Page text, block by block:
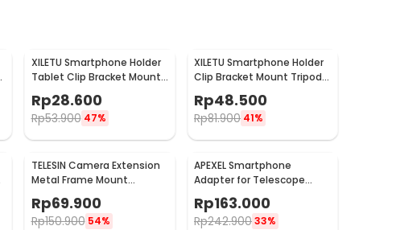
XILETU Smartphone Holder
Tablet Clip Bracket Mount
Tripod Monopod - XJ-13
Rp28.600
Rp53.900 47%
XILETU Smartphone Holder
Clip Bracket Mount Tripod
Monopod - XJ-14
Rp48.500
Rp81.900 41%
TELESIN Camera Extension
Metal Frame Mount
Adapter for DJI Pocket 3 -
S6-CFR-01
Rp69.900
Rp150.900 54%
APEXEL Smartphone
Adapter for Telescope
Microscope Binocular
95mm - APL-F002X
Rp163.000
Rp242.90033%